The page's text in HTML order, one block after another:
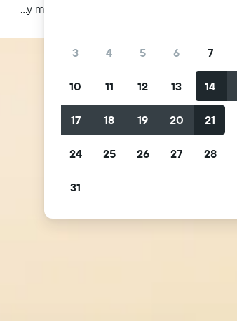
...y más
3 4 5 6 7
10 11 12 13 14
17 18 19 20 21
24 25 26 27 28
31